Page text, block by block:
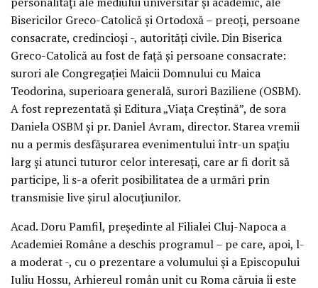
Bisericilor Greco-Catolică și Ortodoxă – preoți, persoane
consacrate, credincioși -, autorități civile. Din Biserica
Greco-Catolică au fost de față și persoane consacrate:
surori ale Congregației Maicii Domnului cu Maica
Teodorina, superioara generală, surori Baziliene (OSBM).
A fost reprezentată și Editura „Viața Creștină”, de sora
Daniela OSBM și pr. Daniel Avram, director. Starea vremii
nu a permis desfășurarea evenimentului într-un spațiu
larg și atunci tuturor celor interesați, care ar fi dorit să
participe, li s-a oferit posibilitatea de a urmări prin
transmisie live șirul alocuțiunilor.
Acad. Doru Pamfil, președinte al Filialei Cluj-Napoca a
Academiei Române a deschis programul – pe care, apoi, l-
a moderat -, cu o prezentare a volumului și a Episcopului
Iuliu Hossu, Arhiereul român unit cu Roma căruia îi este